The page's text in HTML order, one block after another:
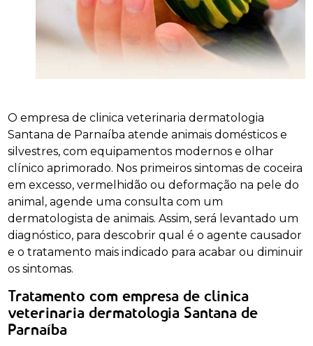
O empresa de clinica veterinaria dermatologia
Santana de Parnaíba atende animais domésticos e
silvestres, com equipamentos modernos e olhar
clínico aprimorado. Nos primeiros sintomas de coceira
em excesso, vermelhidão ou deformação na pele do
animal, agende uma consulta com um
dermatologista de animais. Assim, será levantado um
diagnóstico, para descobrir qual é o agente causador
e o tratamento mais indicado para acabar ou diminuir
os sintomas.
Tratamento com empresa de clinica
veterinaria dermatologia Santana de
Parnaíba